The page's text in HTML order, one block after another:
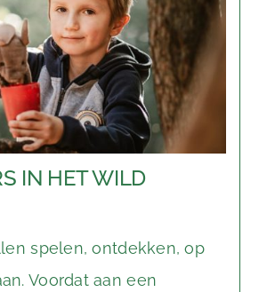
IN HET WILD
spelen, ontdekken, op
Voordat aan een